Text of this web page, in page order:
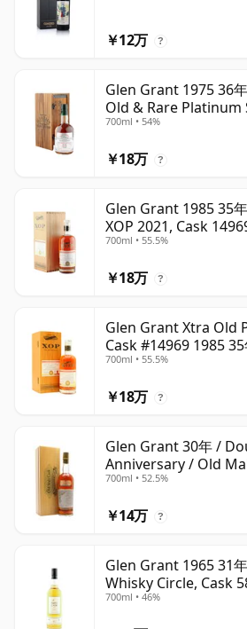
￥12万 ?
Glen Grant 1975 36
Old & Rare Platinum
700ml • 54%
￥18万 ?
Glen Grant 1985 35
XOP 2021, Cask
700ml • 55.5%
￥18万 ?
Glen Grant Xtra Old
Cask #14969 1985
700ml • 55.5%
￥18万 ?
Glen Grant 30年 /
Anniversary / Old
700ml • 52.5%
￥14万 ?
Glen Grant 1965 31
Whisky Circle, Cask
700ml • 46%